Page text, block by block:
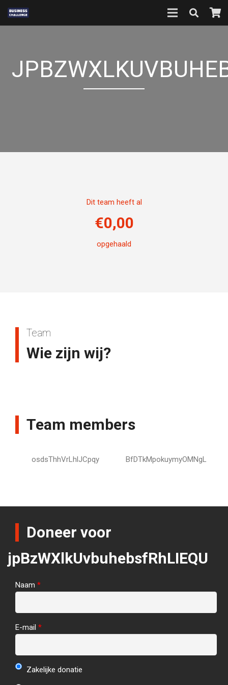
Dit team heeft al
€0,00
opgehaald
Team
Wie zijn wij?
Team members
osdsThhVrLhlJCpqy BfDTkMpokuymyOMNgL
Doneer voor
jpBzWXlkUvbuhebsfRhLIEQU
Naam *
E-mail *
Zakelijke donatie